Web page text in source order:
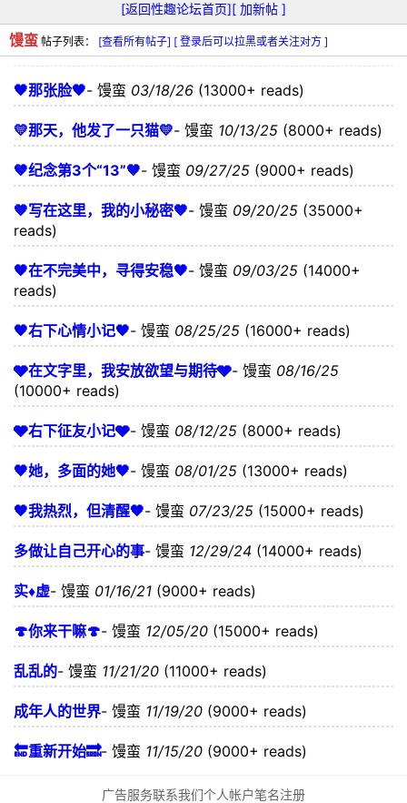
[返回性趣论坛首页][ 加新帖 ]
馒蛮 帖子列表： [查看所有帖子] [ 登录后可以拉黑或者关注对方 ]
🖤那张脸🖤- 馒蛮 03/18/26 (13000+ reads)
💛那天，他发了一只猫💛- 馒蛮 10/13/25 (8000+ reads)
🤎纪念第3个“13”🤎- 馒蛮 09/27/25 (9000+ reads)
🤎写在这里，我的小秘密🤎- 馒蛮 09/20/25 (35000+
reads)
🖤在不完美中，寻得安稳🖤- 馒蛮 09/03/25 (14000+
reads)
🖤右下心情小记🖤- 馒蛮 08/25/25 (16000+ reads)
🩶在文字里，我安放欲望与期待🩶- 馒蛮 08/16/25
(10000+ reads)
🩶右下征友小记🩶- 馒蛮 08/12/25 (8000+ reads)
🖤她，多面的她🖤- 馒蛮 08/01/25 (13000+ reads)
🖤我热烈，但清醒🖤- 馒蛮 07/23/25 (15000+ reads)
多做让自己开心的事- 馒蛮 12/29/24 (14000+ reads)
实♦️虚- 馒蛮 01/16/21 (9000+ reads)
🍄你来干嘛🍄- 馒蛮 12/05/20 (15000+ reads)
乱乱的- 馒蛮 11/21/20 (11000+ reads)
成年人的世界- 馒蛮 11/19/20 (9000+ reads)
🔚重新开始🔜- 馒蛮 11/15/20 (9000+ reads)
广告服务联系我们个人帐户笔名注册